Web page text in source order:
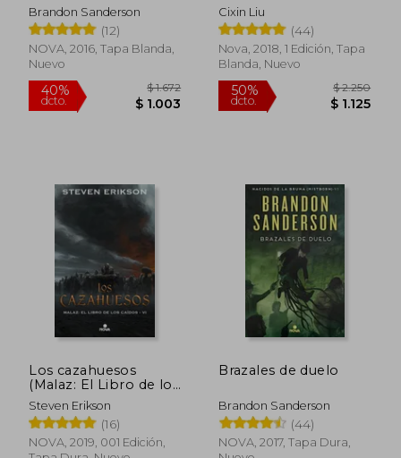
Brandon Sanderson
(12)
NOVA, 2016, Tapa Blanda,
Nuevo
40%
dcto. $ 1.003
Cixin Liu
(44)
Nova, 2018, 1 Edición, Tapa
Blanda, Nuevo
50%
dcto.
Los cazahuesos
(Malaz: El Libro de los
Caídos 6)
Steven Erikson
(16)
NOVA, 2019, 001 Edición,
Brazales de duelo
Brandon Sanderson
(44)
NOVA, 2017, Tapa Dura,